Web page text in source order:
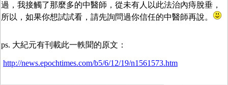
過，我接觸了那麼多的中醫師，從未有人以此法治內痔脫垂，
所以，如果你想試試看，請先詢問過你信任的中醫師再說。
ps. 大紀元有刊載此一軼聞的原文：
http://news.epochtimes.com/b5/6/12/19/n1561573.htm